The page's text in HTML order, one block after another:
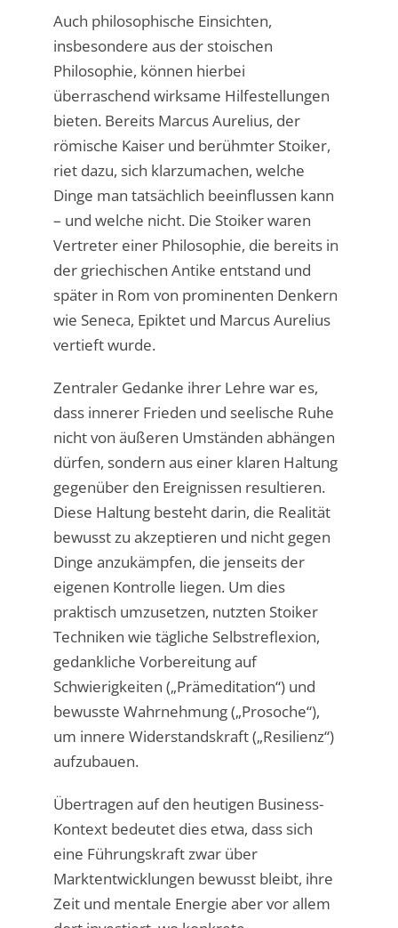
Auch philosophische Einsichten,
insbesondere aus der stoischen
Philosophie, können hierbei
überraschend wirksame Hilfestellungen
bieten. Bereits Marcus Aurelius, der
römische Kaiser und berühmter Stoiker,
riet dazu, sich klarzumachen, welche
Dinge man tatsächlich beeinflussen kann
– und welche nicht. Die Stoiker waren
Vertreter einer Philosophie, die bereits in
der griechischen Antike entstand und
später in Rom von prominenten Denkern
wie Seneca, Epiktet und Marcus Aurelius
vertieft wurde.
Zentraler Gedanke ihrer Lehre war es,
dass innerer Frieden und seelische Ruhe
nicht von äußeren Umständen abhängen
dürfen, sondern aus einer klaren Haltung
gegenüber den Ereignissen resultieren.
Diese Haltung besteht darin, die Realität
bewusst zu akzeptieren und nicht gegen
Dinge anzukämpfen, die jenseits der
eigenen Kontrolle liegen. Um dies
praktisch umzusetzen, nutzten Stoiker
Techniken wie tägliche Selbstreflexion,
gedankliche Vorbereitung auf
Schwierigkeiten („Prämeditation“) und
bewusste Wahrnehmung („Prosoche“),
um innere Widerstandskraft („Resilienz“)
aufzubauen.
Übertragen auf den heutigen Business-
Kontext bedeutet dies etwa, dass sich
eine Führungskraft zwar über
Marktentwicklungen bewusst bleibt, ihre
Zeit und mentale Energie aber vor allem